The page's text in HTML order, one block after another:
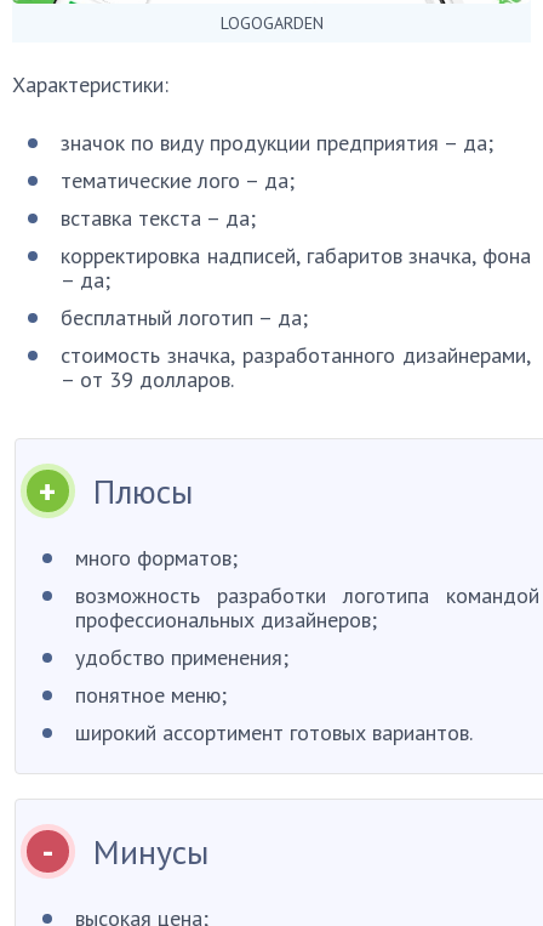
LOGOGARDEN
Характеристики:
значок по виду продукции предприятия – да;
тематические лого – да;
вставка текста – да;
корректировка надписей, габаритов значка, фона
– да;
бесплатный логотип – да;
стоимость значка, разработанного дизайнерами,
– от 39 долларов.
Плюсы
много форматов;
возможность разработки логотипа командой
профессиональных дизайнеров;
удобство применения;
понятное меню;
широкий ассортимент готовых вариантов.
Минусы
высокая цена;